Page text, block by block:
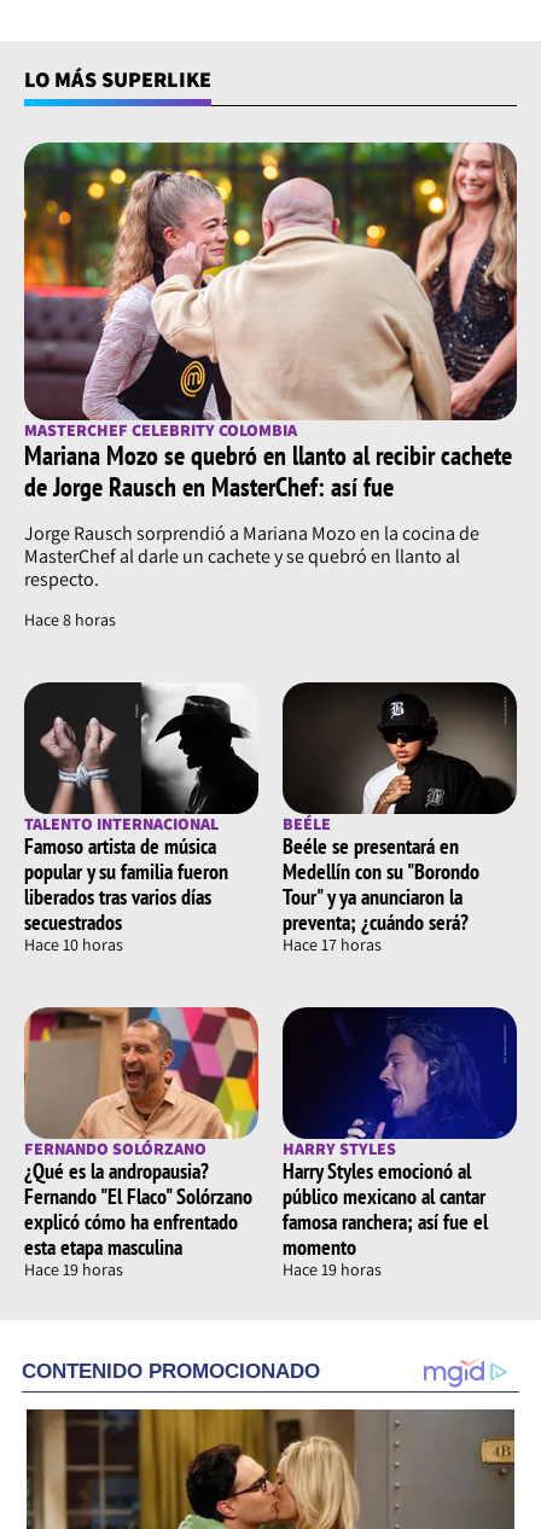
LO MÁS SUPERLIKE
MASTERCHEF CELEBRITY COLOMBIA
Mariana Mozo se quebró en llanto al recibir cachete
de Jorge Rausch en MasterChef: así fue
Jorge Rausch sorprendió a Mariana Mozo en la cocina de
MasterChef al darle un cachete y se quebró en llanto al
respecto.
Hace 8 horas
TALENTO INTERNACIONAL
Famoso artista de música
popular y su familia fueron
liberados tras varios días
secuestrados
Hace 10 horas
BEÉLE
Beéle se presentará en
Medellín con su "Borondo
Tour" y ya anunciaron la
preventa; ¿cuándo será?
Hace 17 horas
FERNANDO SOLÓRZANO
¿Qué es la andropausia?
Fernando "El Flaco" Solórzano
explicó cómo ha enfrentado
esta etapa masculina
Hace 19 horas
HARRY STYLES
Harry Styles emocionó al
público mexicano al cantar
famosa ranchera; así fue el
momento
Hace 19 horas